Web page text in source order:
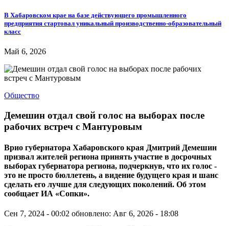
В Хабаровском крае на базе действующего промышленного
предприятия стартовал уникальный производственно-образовательный
класс
Май 6, 2026
Общество
Демешин отдал свой голос на выборах после
рабочих встреч с Мантуровым
Врио губернатора Хабаровского края Дмитрий Демешин
призвал жителей региона принять участие в досрочных
выборах губернатора региона, подчеркнув, что их голос -
это не просто бюллетень, а видение будущего края и шанс
сделать его лучше для следующих поколений. Об этом
сообщает ИА «Сопки».
Сен 7, 2024 - 00:02 обновлено: Авг 6, 2026 - 18:08